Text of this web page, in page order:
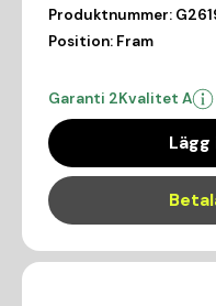
Produktnummer:
Position: Fram
Garanti 2Kvalitet A